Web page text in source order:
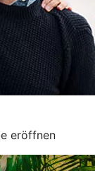
eröffnen